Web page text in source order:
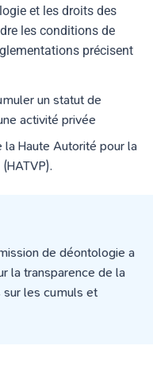
et les droits des
les conditions de
précisent
un statut de
activité privée
la Haute Autorité pour la
.
de déontologie a
la transparence de la
sur les cumuls et